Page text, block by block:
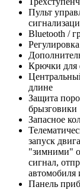
Пульт
Bluetooth /
Крючки для
длине
Защита
брызговики
Запасное
запуск
"зимними"
сигнал,
автомобиля
Панель